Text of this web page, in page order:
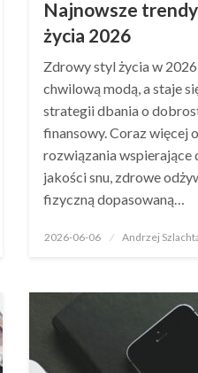
Najnowsze
życia 2026
Zdrowy styl życia w
chwilową modą, a staje
strategii dbania o
finansowy. Coraz więcej
rozwiązania wspierające
jakości snu, zdrowe
fizyczną dopasowaną…
Opublikowane
2026-06-06 Andrzej